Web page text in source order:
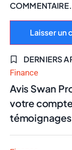
COMMENTAIRE.
DERNIERS
Finance
Avis Swan
votre